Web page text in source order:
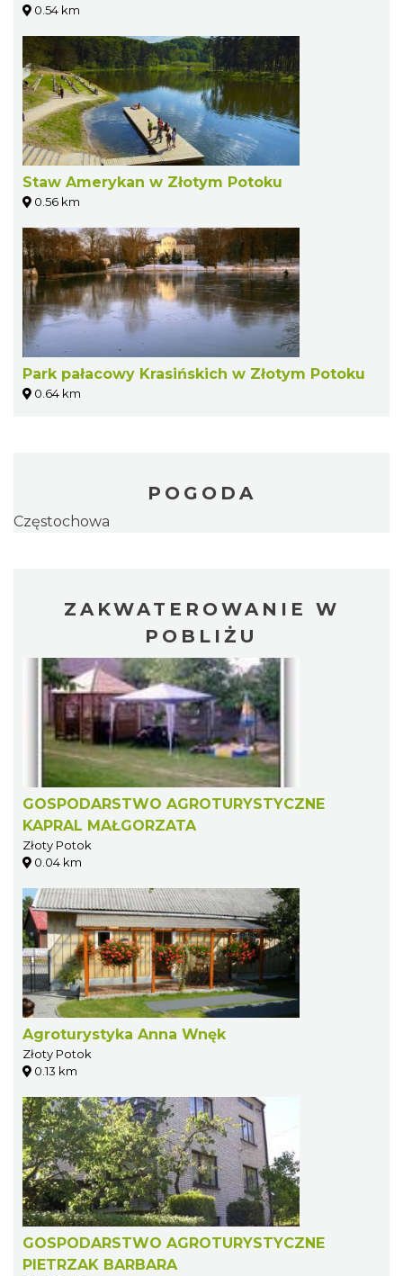
0.54 km
Staw Amerykan w Złotym Potoku
0.56 km
Park pałacowy Krasińskich w Złotym Potoku
0.64 km
POGODA
Częstochowa
ZAKWATEROWANIE W
POBLIŻU
GOSPODARSTWO AGROTURYSTYCZNE
KAPRAL MAŁGORZATA
Złoty Potok
0.04 km
Agroturystyka Anna Wnęk
Złoty Potok
0.13 km
GOSPODARSTWO AGROTURYSTYCZNE
PIETRZAK BARBARA